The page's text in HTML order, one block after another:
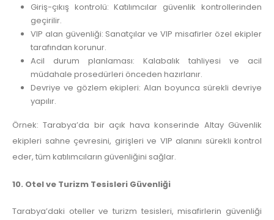
Giriş-çıkış kontrolü: Katılımcılar güvenlik kontrollerinden
geçirilir.
VIP alan güvenliği: Sanatçılar ve VIP misafirler özel ekipler
tarafından korunur.
Acil durum planlaması: Kalabalık tahliyesi ve acil
müdahale prosedürleri önceden hazırlanır.
Devriye ve gözlem ekipleri: Alan boyunca sürekli devriye
yapılır.
Örnek: Tarabya’da bir açık hava konserinde Altay Güvenlik
ekipleri sahne çevresini, girişleri ve VIP alanını sürekli kontrol
eder, tüm katılımcıların güvenliğini sağlar.
10. Otel ve Turizm Tesisleri Güvenliği
Tarabya’daki oteller ve turizm tesisleri, misafirlerin güvenliği